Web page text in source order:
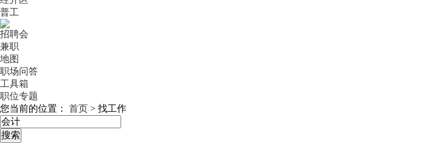
普工
招聘会
兼职
地图
职场问答
工具箱
职位专题
您当前的位置： 首页 > 找工作